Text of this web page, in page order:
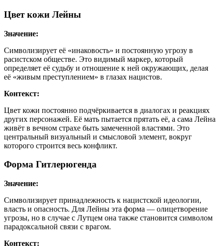
Цвет кожи Лейны
Значение:
Символизирует её «инаковость» и постоянную угрозу в
расистском обществе. Это видимый маркер, который
определяет её судьбу и отношение к ней окружающих, делая
её «живым преступлением» в глазах нацистов.
Контекст:
Цвет кожи постоянно подчёркивается в диалогах и реакциях
других персонажей. Её мать пытается прятать её, а сама Лейна
живёт в вечном страхе быть замеченной властями. Это
центральный визуальный и смысловой элемент, вокруг
которого строится весь конфликт.
Форма Гитлерюгенда
Значение:
Символизирует принадлежность к нацистской идеологии,
власть и опасность. Для Лейны эта форма — олицетворение
угрозы, но в случае с Лутцем она также становится символом
парадоксальной связи с врагом.
Контекст: